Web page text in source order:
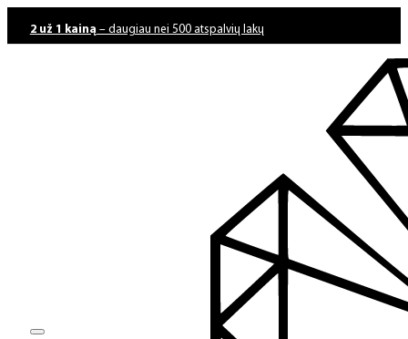
2 už 1 kainą – daugiau nei 500 atspalvių lakų